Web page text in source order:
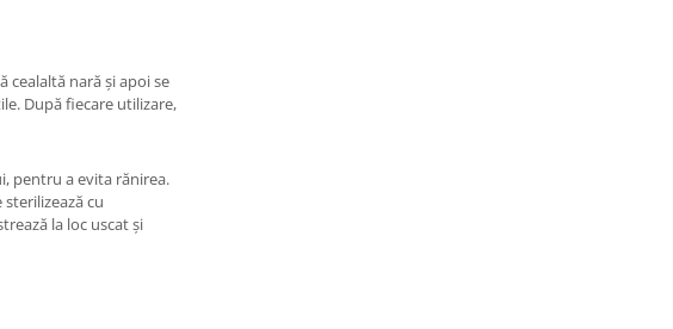
cealaltă nară și apoi se
După fiecare utilizare,
pentru a evita rănirea.
cu
la loc uscat și